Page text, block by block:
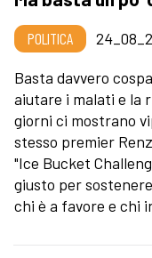
POLITICA
Basta davvero
aiutare i malati e la
giorni ci mostrano
stesso premier
"Ice Bucket
giusto per
chi è a favore e chi